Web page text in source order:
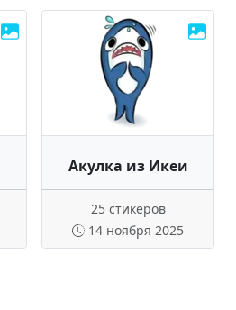
Акулка из Икеи
25 стикеров
14 ноября 2025